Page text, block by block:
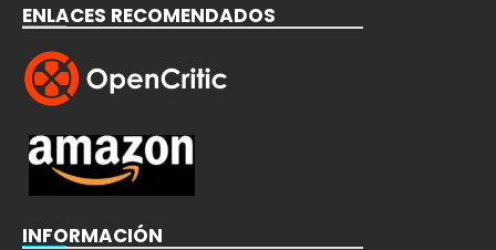
ENLACES RECOMENDADOS
INFORMACIÓN